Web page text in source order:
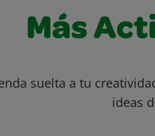
Más
suelta a tu
ideas